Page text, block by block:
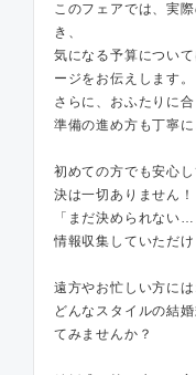
このフェアでは、実
き、
気になる予算につい
ージをお伝えします。
さらに、おふたりに
準備の進め方も丁寧に
初めての方でも安心
決は一切ありません！
「まだ決められない
情報収集していただけ
遠方やお忙しい方に
どんなスタイルの結
てみませんか？